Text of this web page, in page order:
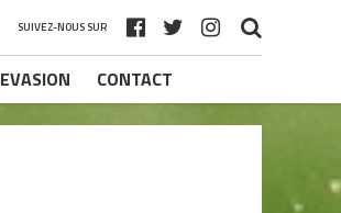
SUIVEZ-NOUS SUR
EVASION CONTACT